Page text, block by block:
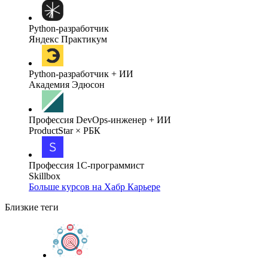
Python-разработчик
Яндекс Практикум
Python-разработчик + ИИ
Академия Эдюсон
Профессия DevOps-инженер + ИИ
ProductStar × РБК
Профессия 1С-программист
Skillbox
Больше курсов на Хабр Карьере
Близкие теги